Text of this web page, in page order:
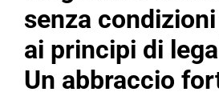
senza
ai principi di
Un abbraccio